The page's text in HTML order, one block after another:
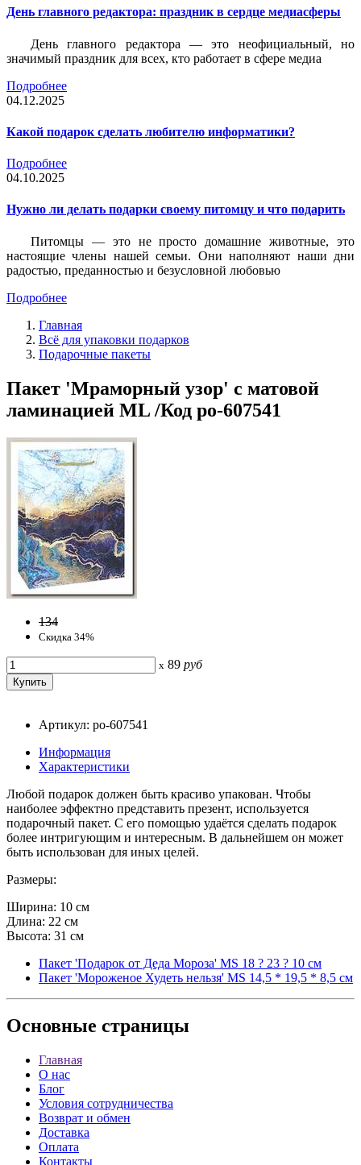
День главного редактора: праздник в сердце медиасферы
День главного редактора — это неофициальный, но
значимый праздник для всех, кто работает в сфере медиа
Подробнее
04.12.2025
Какой подарок сделать любителю информатики?
Подробнее
04.10.2025
Нужно ли делать подарки своему питомцу и что подарить
Питомцы — это не просто домашние животные, это
настоящие члены нашей семьи. Они наполняют наши дни
радостью, преданностью и безусловной любовью
Подробнее
Главная
Всё для упаковки подарков
Подарочные пакеты
Пакет 'Мраморный узор' с матовой
ламинацией ML /Код po-607541
134
Скидка 34%
x 89 руб
Артикул: po-607541
Информация
Характеристики
Любой подарок должен быть красиво упакован. Чтобы
наиболее эффектно представить презент, используется
подарочный пакет. С его помощью удаётся сделать подарок
более интригующим и интересным. В дальнейшем он может
быть использован для иных целей.
Размеры:
Ширина: 10 см
Длина: 22 см
Высота: 31 см
Пакет 'Подарок от Деда Мороза' MS 18 ? 23 ? 10 см
Пакет 'Мороженое Худеть нельзя' MS 14,5 * 19,5 * 8,5 см
Основные страницы
Главная
О нас
Блог
Условия сотрудничества
Возврат и обмен
Доставка
Оплата
Контакты